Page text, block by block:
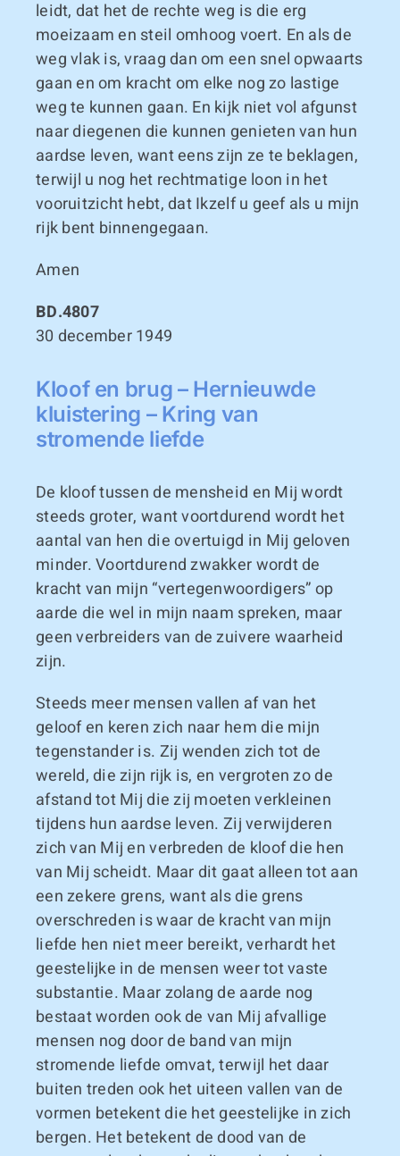
leidt, dat het de rechte weg is die erg
moeizaam en steil omhoog voert. En als de
weg vlak is, vraag dan om een snel opwaarts
gaan en om kracht om elke nog zo lastige
weg te kunnen gaan. En kijk niet vol afgunst
naar diegenen die kunnen genieten van hun
aardse leven, want eens zijn ze te beklagen,
terwijl u nog het rechtmatige loon in het
vooruitzicht hebt, dat Ikzelf u geef als u mijn
rijk bent binnengegaan.
Amen
BD.4807
30 december 1949
Kloof en brug – Hernieuwde
kluistering – Kring van
stromende liefde
De kloof tussen de mensheid en Mij wordt
steeds groter, want voortdurend wordt het
aantal van hen die overtuigd in Mij geloven
minder. Voortdurend zwakker wordt de
kracht van mijn “vertegenwoordigers” op
aarde die wel in mijn naam spreken, maar
geen verbreiders van de zuivere waarheid
zijn.
Steeds meer mensen vallen af van het
geloof en keren zich naar hem die mijn
tegenstander is. Zij wenden zich tot de
wereld, die zijn rijk is, en vergroten zo de
afstand tot Mij die zij moeten verkleinen
tijdens hun aardse leven. Zij verwijderen
zich van Mij en verbreden de kloof die hen
van Mij scheidt. Maar dit gaat alleen tot aan
een zekere grens, want als die grens
overschreden is waar de kracht van mijn
liefde hen niet meer bereikt, verhardt het
geestelijke in de mensen weer tot vaste
substantie. Maar zolang de aarde nog
bestaat worden ook de van Mij afvallige
mensen nog door de band van mijn
stromende liefde omvat, terwijl het daar
buiten treden ook het uiteen vallen van de
vormen betekent die het geestelijke in zich
bergen. Het betekent de dood van de